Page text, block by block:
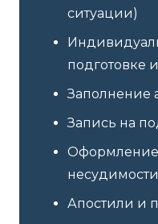
ситуации)
подготовке
Заполнение
Запись на
Оформление
несудимости
Апостили и